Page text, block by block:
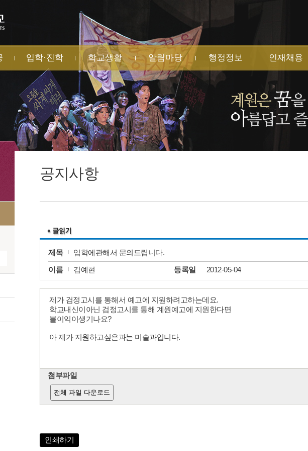
입학·진학
전·편입
대학진학
학교생활
계원소식
학사일정
자유게시판
학습자료실
학생자치회
방과후학교
학교운영위원회
교목실
급식게시판
알림마당
공지사항
가정통신문
행사 안내
수상 실적
명예의 전당
각종 규정
각종 서식
민원 신청
행정정보
학교회계 예·결산
법인지원현황
학교발전기금
물품 및 공사계약
업무추진비 집행
수익자부담경비
인재채용
공지사항
제목
입학에관해서 문의드립니다.
이름
김예현 등록일 2012-05-04
제가 검정고시를 통해서 예고에 지원하려고하는데요.
학교내신이아닌 검정고시를 통해 계원예고에 지원한다면
불이익이생기나요?
아 제가 지원하고싶은과는 미술과입니다.
첨부파일
전체 파일 다운로드
인쇄하기